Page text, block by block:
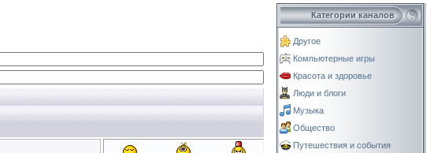
Категории каналов
Другое
Компьютерные игры
Красота и здоровье
Люди и блоги
Музыка
Общество
Путешествия и события